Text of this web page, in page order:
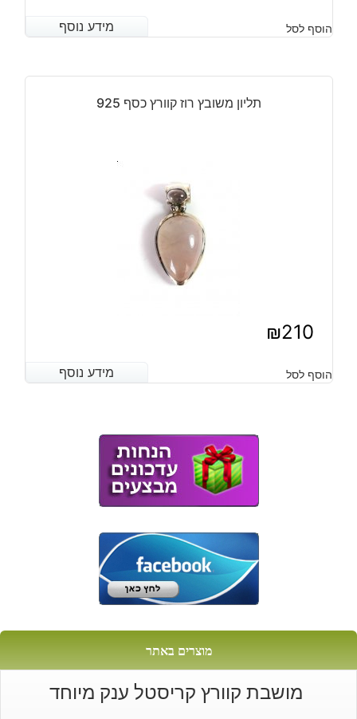
המקורי
היה:
הנוכחי
הוא:
מידע נוסף הוסף לסל מידע נוסף
תליון משובץ רוז קוורץ כסף 925
₪210
מידע נוסף הוסף לסל מידע נוסף
מוצרים באתר
מושבת קוורץ קריסטל ענק מיוחד